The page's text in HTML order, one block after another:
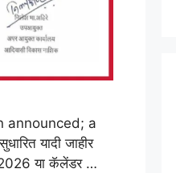
announced; a
यादी जाहीर
2026 या कॅलेंडर …